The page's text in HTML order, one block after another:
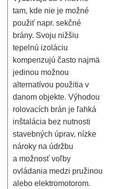
tam, kde nie je možné
použiť napr. sekčné
brány. Svoju nižšiu
tepelnú izoláciu
kompenzujú často najmä
jedinou možnou
alternatívou použitia v
danom objekte. Výhodou
rolovacích brán je ľahká
inštalácia bez nutnosti
stavebných úprav, nízke
nároky na údržbu
a možnosť voľby
ovládania medzi pružinou
alebo elektromotorom.